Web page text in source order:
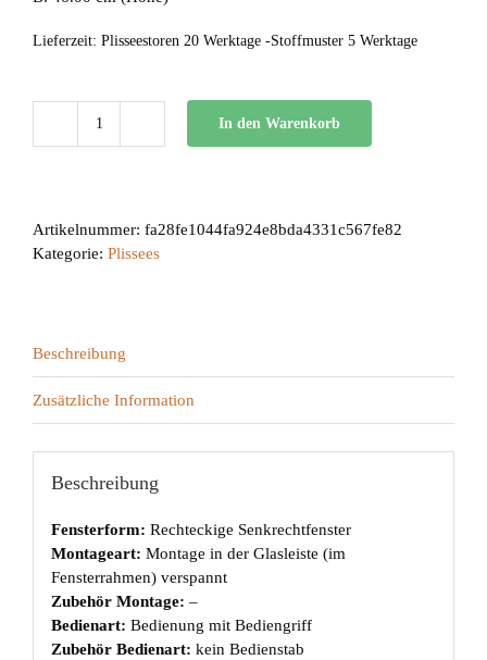
Lieferzeit: Plisseestoren 20 Werktage -Stoffmuster 5 Werktage
BB
In den Warenkorb
Artikelnummer: fa28fe1044fa924e8bda4331c567fe82
Kategorie: Plissees
Beschreibung
Zusätzliche Information
Beschreibung
Fensterform: Rechteckige Senkrechtfenster
Montageart: Montage in der Glasleiste (im
Fensterrahmen) verspannt
Zubehör Montage: –
Bedienart: Bedienung mit Bediengriff
Zubehör Bedienart: kein Bedienstab